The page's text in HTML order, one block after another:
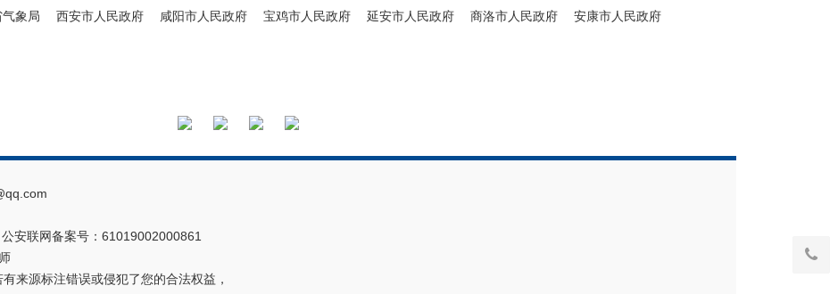
气象局 西安市人民政府 咸阳市人民政府 宝鸡市人民政府 延安市人民政府 商洛市人民政府 安康市人民政府
安联网备案号：61019002000861
来源标注错误或侵犯了您的合法权益，